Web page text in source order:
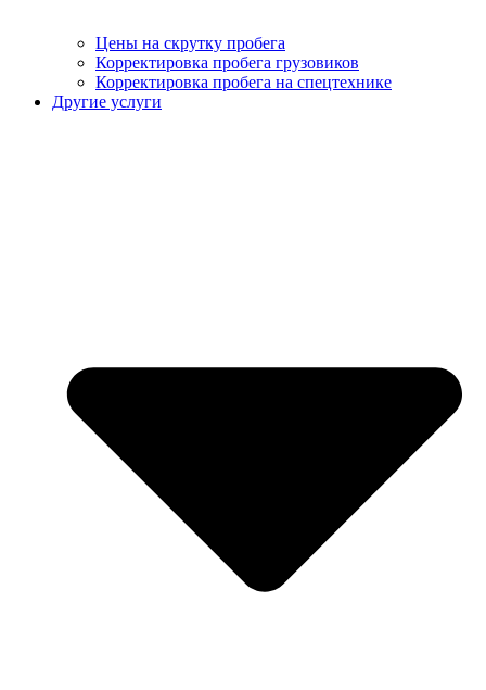
Цены на скрутку пробега
Корректировка пробега грузовиков
Корректировка пробега на спецтехнике
Другие услуги